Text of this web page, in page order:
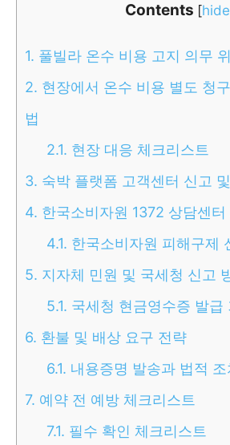
Contents [hide
1. 풀빌라 온수 비용 고지 의무
2. 현장에서 온수 비용 별도 청
법
2.1. 현장 대응 체크리스트
3. 숙박 플랫폼 고객센터 신고
4. 한국소비자원 1372 상담센
4.1. 한국소비자원 피해구제
5. 지자체 민원 및 국세청 신고
5.1. 국세청 현금영수증 발급
6. 환불 및 배상 요구 전략
6.1. 내용증명 발송과 법적 조
7. 예약 전 예방 체크리스트
7.1. 필수 확인 체크리스트